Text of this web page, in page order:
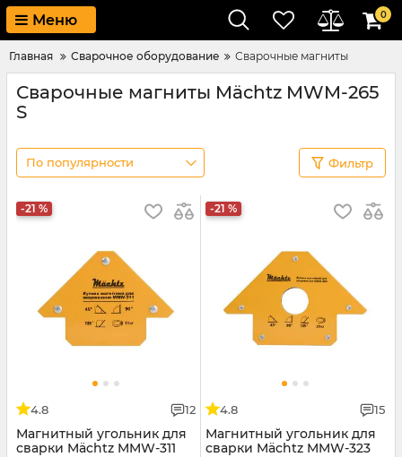
Меню 0
Главная Сварочное оборудование Сварочные магниты
Сварочные магниты Mächtz MWM-265
S
По популярности Фильтр
-21 %
4.8 12
Магнитный угольник для
сварки Mächtz MMW-311
-21 %
4.8 15
Магнитный угольник для
сварки Mächtz MMW-323